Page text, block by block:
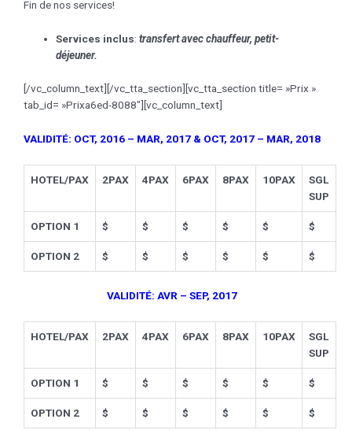
Fin de nos services!
Services inclus:transfert avec chauffeur, petit-
déjeuner.
[/vc_column_text][/vc_tta_section][vc_tta_section title= »Prix »
tab_id= »Prixa6ed-8088″][vc_column_text]
VALIDITÉ: OCT, 2016 – MAR, 2017 & OCT, 2017 – MAR, 2018
HOTEL/PAX 2PAX 4PAX 6PAX 8PAX 10PAX
SGL
SUP
OPTION 1 $ $ $ $ $ $
OPTION 2 $ $ $ $ $ $
VALIDITÉ: AVR – SEP, 2017
HOTEL/PAX 2PAX 4PAX 6PAX 8PAX 10PAX
SGL
SUP
OPTION 1 $ $ $ $ $ $
OPTION 2 $ $ $ $ $ $